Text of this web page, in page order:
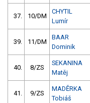
37. 10/DM
CHYTIL
Lumír
39. 11/DM
BAAR
Dominik
40. 8/ZS
SEKANINA
Matěj
41. 9/ZS
MADĚRKA
Tobiáš